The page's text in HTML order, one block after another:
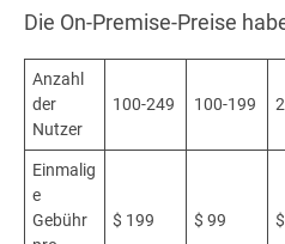
Die On-Premise-Preise
Anzahl
der
Nutzer
100-249 100-199
Einmalig
e
Gebühr
$ 199 $ 99